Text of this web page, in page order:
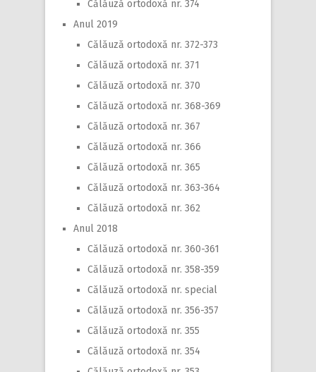
Călăuză ortodoxă nr. 374
Anul 2019
Călăuză ortodoxă nr. 372-373
Călăuză ortodoxă nr. 371
Călăuză ortodoxă nr. 370
Călăuză ortodoxă nr. 368-369
Călăuză ortodoxă nr. 367
Călăuză ortodoxă nr. 366
Călăuză ortodoxă nr. 365
Călăuză ortodoxă nr. 363-364
Călăuză ortodoxă nr. 362
Anul 2018
Călăuză ortodoxă nr. 360-361
Călăuză ortodoxă nr. 358-359
Călăuză ortodoxă nr. special
Călăuză ortodoxă nr. 356-357
Călăuză ortodoxă nr. 355
Călăuză ortodoxă nr. 354